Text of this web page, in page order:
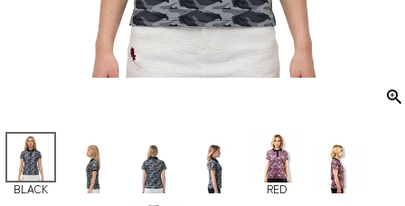
BLACK RED